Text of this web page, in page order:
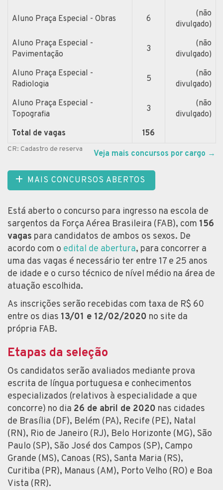
Aluno Praça Especial - Obras 6
(não
divulgado)
Aluno Praça Especial -
Pavimentação
3
(não
divulgado)
Aluno Praça Especial -
Radiologia
5
(não
divulgado)
Aluno Praça Especial -
Topografia
3
(não
divulgado)
Total de vagas
156
CR: Cadastro de reserva Veja mais concursos por cargo →
MAIS CONCURSOS ABERTOS
Está aberto o concurso para ingresso na escola de
sargentos da Força Aérea Brasileira (FAB), com 156
vagas para candidatos de ambos os sexos. De
acordo com o edital de abertura, para concorrer a
uma das vagas é necessário ter entre 17 e 25 anos
de idade e o curso técnico de nível médio na área de
atuação escolhida.
As inscrições serão recebidas com taxa de R$ 60
entre os dias 13/01 e 12/02/2020 no site da
própria FAB.
Etapas da seleção
Os candidatos serão avaliados mediante prova
escrita de língua portuguesa e conhecimentos
especializados (relativos à especialidade a que
concorre) no dia 26 de abril de 2020 nas cidades
de Brasília (DF), Belém (PA), Recife (PE), Natal
(RN), Rio de Janeiro (RJ), Belo Horizonte (MG), São
Paulo (SP), São José dos Campos (SP), Campo
Grande (MS), Canoas (RS), Santa Maria (RS),
Curitiba (PR), Manaus (AM), Porto Velho (RO) e Boa
Vista (RR).